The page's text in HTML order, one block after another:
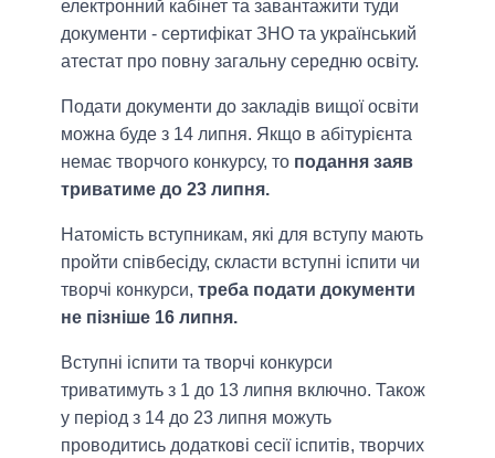
електронний кабінет та завантажити туди
документи - сертифікат ЗНО та український
атестат про повну загальну середню освіту.
Подати документи до закладів вищої освіти
можна буде з 14 липня. Якщо в абітурієнта
немає творчого конкурсу, то подання заяв
триватиме до 23 липня.
Натомість вступникам, які для вступу мають
пройти співбесіду, скласти вступні іспити чи
творчі конкурси, треба подати документи
не пізніше 16 липня.
Вступні іспити та творчі конкурси
триватимуть з 1 до 13 липня включно. Також
у період з 14 до 23 липня можуть
проводитись додаткові ceciï іспитів, творчих